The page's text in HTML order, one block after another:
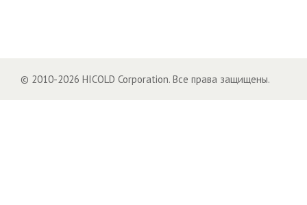
© 2010-2026 HICOLD Corporation. Все права защищены.